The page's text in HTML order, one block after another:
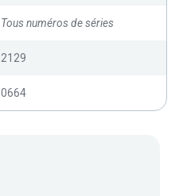
Tous numéros de séries
2129
0664